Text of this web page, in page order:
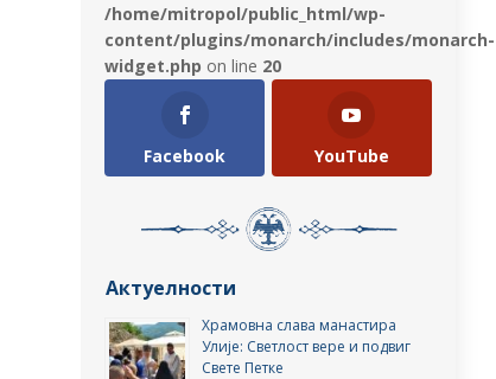
/home/mitropol/public_html/wp-
content/plugins/monarch/includes/monarch-
widget.php on line 20
Facebook YouTube
Актуелности
Храмовна слава манастира
Улије: Светлост вере и подвиг
Свете Петке